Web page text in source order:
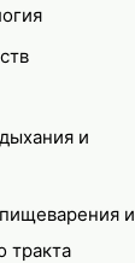
и
и
тракта